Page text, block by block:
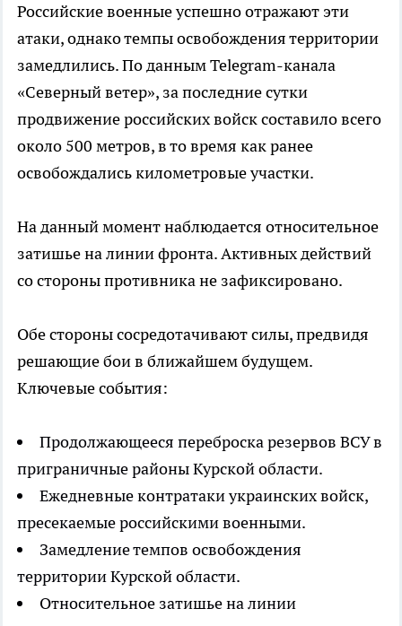
Российские военные успешно отражают эти
атаки, однако темпы освобождения территории
замедлились. По данным Telegram-канала
«Северный ветер», за последние сутки
продвижение российских войск составило всего
около 500 метров, в то время как ранее
освобождались километровые участки.
На данный момент наблюдается относительное
затишье на линии фронта. Активных действий
со стороны противника не зафиксировано.
Обе стороны сосредотачивают силы, предвидя
решающие бои в ближайшем будущем.
Ключевые события:
Продолжающееся переброска резервов ВСУ в
приграничные районы Курской области.
Ежедневные контратаки украинских войск,
пресекаемые российскими военными.
Замедление темпов освобождения
территории Курской области.
Относительное затишье на линии